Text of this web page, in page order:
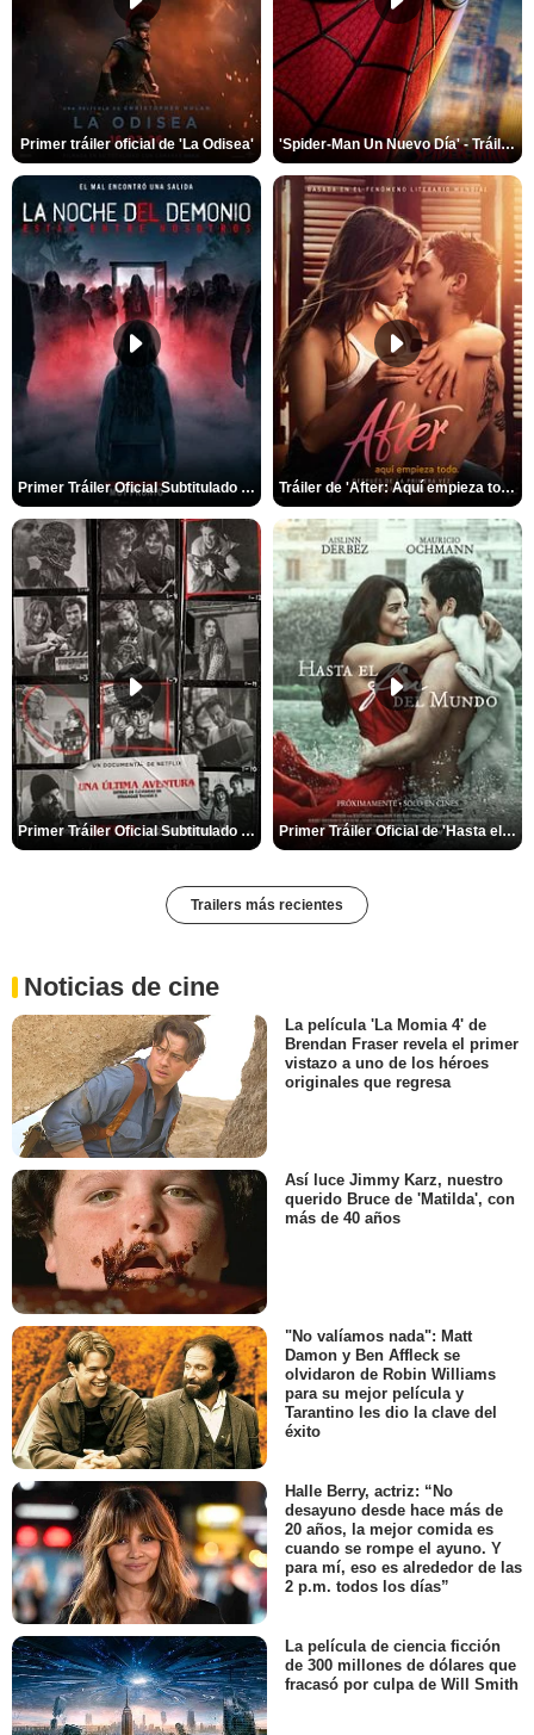
Primer tráiler oficial de 'La Odisea' 'Spider-Man Un Nuevo Día' - Tráiler oficial subtitulado
Primer Tráiler Oficial Subtitulado de 'La Noche Del Demonio: Están Entre Nosotros' Tráiler de 'After: Aquí empieza todo'
Primer Tráiler Oficial Subtitulado de 'Una última aventura: Detrás de cámaras de Stranger Things 5' Primer Tráiler Oficial de 'Hasta el fin del mundo'
Trailers más recientes
Noticias de cine
La película 'La Momia 4' de
Brendan Fraser revela el primer
vistazo a uno de los héroes
originales que regresa
Así luce Jimmy Karz, nuestro
querido Bruce de 'Matilda', con
más de 40 años
"No valíamos nada": Matt
Damon y Ben Affleck se
olvidaron de Robin Williams
para su mejor película y
Tarantino les dio la clave del
éxito
Halle Berry, actriz: “No
desayuno desde hace más de
20 años, la mejor comida es
cuando se rompe el ayuno. Y
para mí, eso es alrededor de las
2 p.m. todos los días”
La película de ciencia ficción
de 300 millones de dólares que
fracasó por culpa de Will Smith